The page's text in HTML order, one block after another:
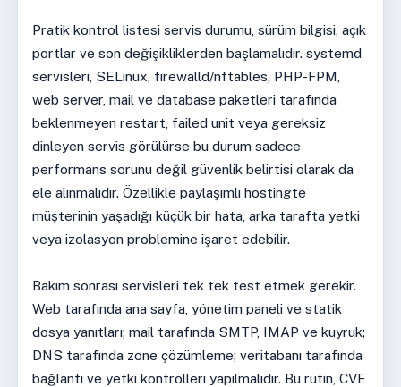
Pratik kontrol listesi servis durumu, sürüm bilgisi, açık
portlar ve son değişikliklerden başlamalıdır. systemd
servisleri, SELinux, firewalld/nftables, PHP-FPM,
web server, mail ve database paketleri tarafında
beklenmeyen restart, failed unit veya gereksiz
dinleyen servis görülürse bu durum sadece
performans sorunu değil güvenlik belirtisi olarak da
ele alınmalıdır. Özellikle paylaşımlı hostingte
müşterinin yaşadığı küçük bir hata, arka tarafta yetki
veya izolasyon problemine işaret edebilir.
Bakım sonrası servisleri tek tek test etmek gerekir.
Web tarafında ana sayfa, yönetim paneli ve statik
dosya yanıtları; mail tarafında SMTP, IMAP ve kuyruk;
DNS tarafında zone çözümleme; veritabanı tarafında
bağlantı ve yetki kontrolleri yapılmalıdır. Bu rutin, CVE